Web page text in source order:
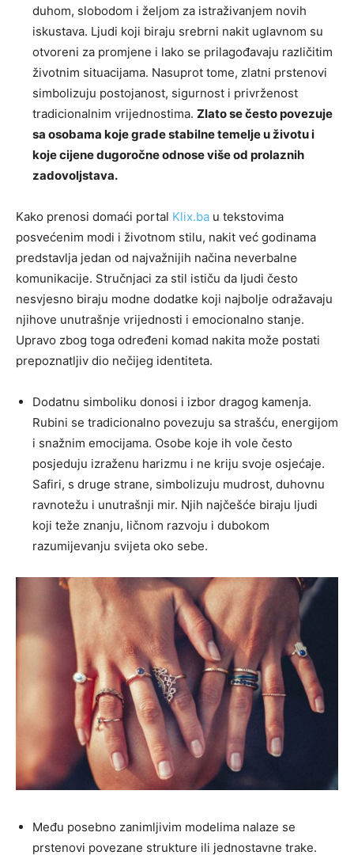
duhom, slobodom i željom za istraživanjem novih
iskustava. Ljudi koji biraju srebrni nakit uglavnom su
otvoreni za promjene i lako se prilagođavaju različitim
životnim situacijama. Nasuprot tome, zlatni prstenovi
simbolizuju postojanost, sigurnost i privrženost
tradicionalnim vrijednostima. Zlato se često povezuje
sa osobama koje grade stabilne temelje u životu i
koje cijene dugoročne odnose više od prolaznih
zadovoljstava.
Kako prenosi domaći portal Klix.ba u tekstovima
posvećenim modi i životnom stilu, nakit već godinama
predstavlja jedan od najvažnijih načina neverbalne
komunikacije. Stručnjaci za stil ističu da ljudi često
nesvjesno biraju modne dodatke koji najbolje odražavaju
njihove unutrašnje vrijednosti i emocionalno stanje.
Upravo zbog toga određeni komad nakita može postati
prepoznatljiv dio nečijeg identiteta.
Dodatnu simboliku donosi i izbor dragog kamenja.
Rubini se tradicionalno povezuju sa strašću, energijom
i snažnim emocijama. Osobe koje ih vole često
posjeduju izraženu harizmu i ne kriju svoje osjećaje.
Safiri, s druge strane, simbolizuju mudrost, duhovnu
ravnotežu i unutrašnji mir. Njih najčešće biraju ljudi
koji teže znanju, ličnom razvoju i dubokom
razumijevanju svijeta oko sebe.
Među posebno zanimljivim modelima nalaze se
prstenovi povezane strukture ili jednostavne trake.